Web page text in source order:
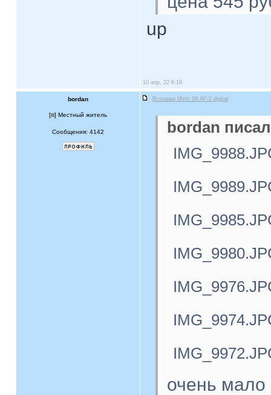
up
10 апр, 22 6:18
bordan Вспышка Metz 58 AF-2 digital
[ ] Местный житель
Сообщения: 4142
bordan
очень мало